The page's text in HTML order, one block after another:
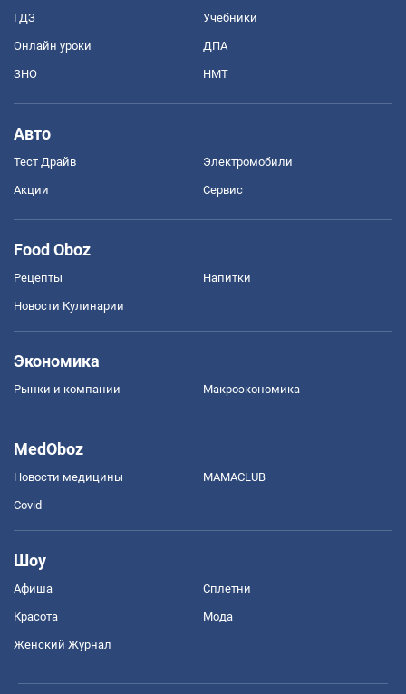
ГДЗ Учебники
Онлайн уроки ДПА
ЗНО НМТ
Авто
Тест Драйв Электромобили
Акции Сервис
Food Oboz
Рецепты Напитки
Новости Кулинарии
Экономика
Рынки и компании Mакроэкономика
MedOboz
Новости медицины MAMACLUB
Covid
Шоу
Афиша Сплетни
Красота Мода
Женский Журнал